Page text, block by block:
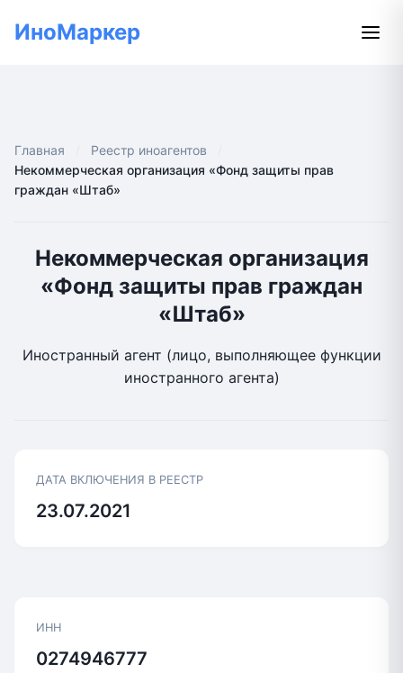
ИноМаркер
Главная
Реестр иноагентов
Некоммерческая организация «Фонд защиты прав
граждан «Штаб»
Некоммерческая организация
«Фонд защиты прав граждан
«Штаб»
Иностранный агент (лицо, выполняющее функции
иностранного агента)
ДАТА ВКЛЮЧЕНИЯ В РЕЕСТР
23.07.2021
ИНН
0274946777